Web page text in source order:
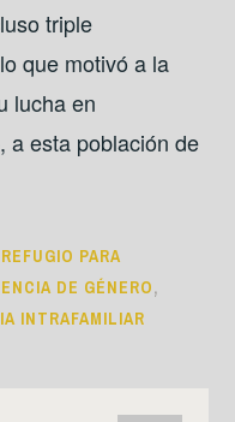
triple
que motivó a la
lucha en
a esta población de
REFUGIO PARA
DE GÉNERO,
INTRAFAMILIAR